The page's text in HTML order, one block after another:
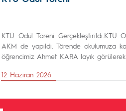
KTÜ Ödül Töreni Gerçekleştirildi.KTÜ
AKM de yapıldı. Törende okulumuza
öğrencimiz Ahmet KARA layık görülerek
12 Haziran 2026